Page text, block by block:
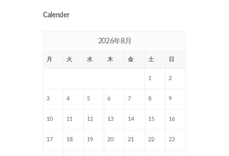
Calender
2026年8月
月 火 水 木 金 土 日
1 2
3 4 5 6 7 8 9
10 11 12 13 14 15 16
17 18 19 20 21 22 23